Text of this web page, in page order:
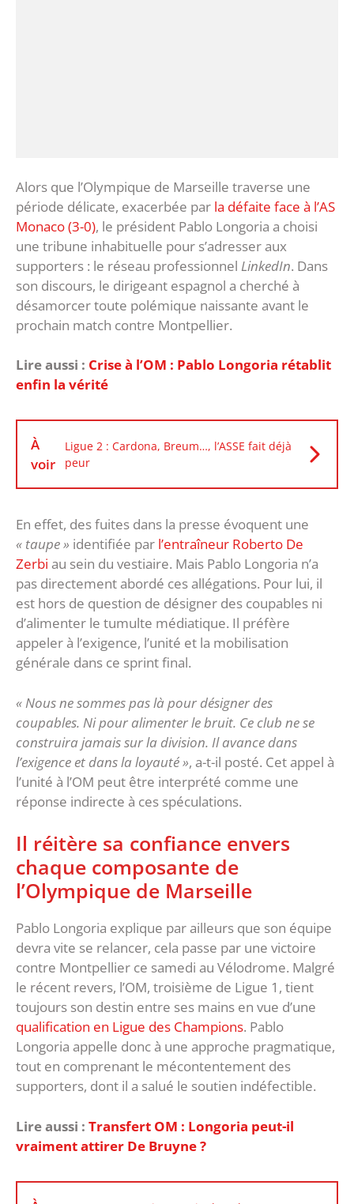
Alors que l’Olympique de Marseille traverse une
période délicate, exacerbée par la défaite face à l’AS
Monaco (3-0), le président Pablo Longoria a choisi
une tribune inhabituelle pour s’adresser aux
supporters : le réseau professionnel LinkedIn. Dans
son discours, le dirigeant espagnol a cherché à
désamorcer toute polémique naissante avant le
prochain match contre Montpellier.
Lire aussi : Crise à l’OM : Pablo Longoria rétablit
enfin la vérité
À
voir
Ligue 2 : Cardona, Breum…, l’ASSE fait déjà
peur
En effet, des fuites dans la presse évoquent une
« taupe » identifiée par l’entraîneur Roberto De
Zerbi au sein du vestiaire. Mais Pablo Longoria n’a
pas directement abordé ces allégations. Pour lui, il
est hors de question de désigner des coupables ni
d’alimenter le tumulte médiatique. Il préfère
appeler à l’exigence, l’unité et la mobilisation
générale dans ce sprint final.
« Nous ne sommes pas là pour désigner des
coupables. Ni pour alimenter le bruit. Ce club ne se
construira jamais sur la division. Il avance dans
l’exigence et dans la loyauté », a-t-il posté. Cet appel à
l’unité à l’OM peut être interprété comme une
réponse indirecte à ces spéculations.
Il réitère sa confiance envers
chaque composante de
l’Olympique de Marseille
Pablo Longoria explique par ailleurs que son équipe
devra vite se relancer, cela passe par une victoire
contre Montpellier ce samedi au Vélodrome. Malgré
le récent revers, l’OM, troisième de Ligue 1, tient
toujours son destin entre ses mains en vue d’une
qualification en Ligue des Champions. Pablo
Longoria appelle donc à une approche pragmatique,
tout en comprenant le mécontentement des
supporters, dont il a salué le soutien indéfectible.
Lire aussi : Transfert OM : Longoria peut-il
vraiment attirer De Bruyne ?